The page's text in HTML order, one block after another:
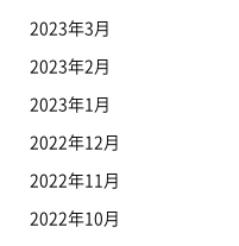
2023年3月
2023年2月
2023年1月
2022年12月
2022年11月
2022年10月